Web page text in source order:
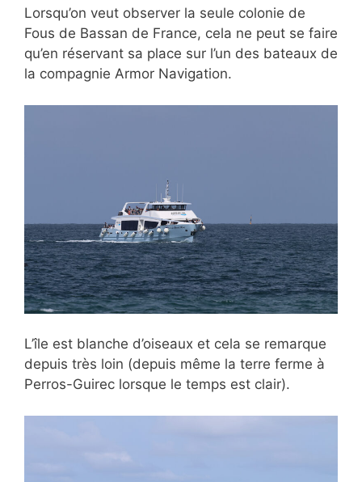
Lorsqu’on veut observer la seule colonie de
Fous de Bassan de France, cela ne peut se faire
qu’en réservant sa place sur l’un des bateaux de
la compagnie Armor Navigation.
L’île est blanche d’oiseaux et cela se remarque
depuis très loin (depuis même la terre ferme à
Perros-Guirec lorsque le temps est clair).